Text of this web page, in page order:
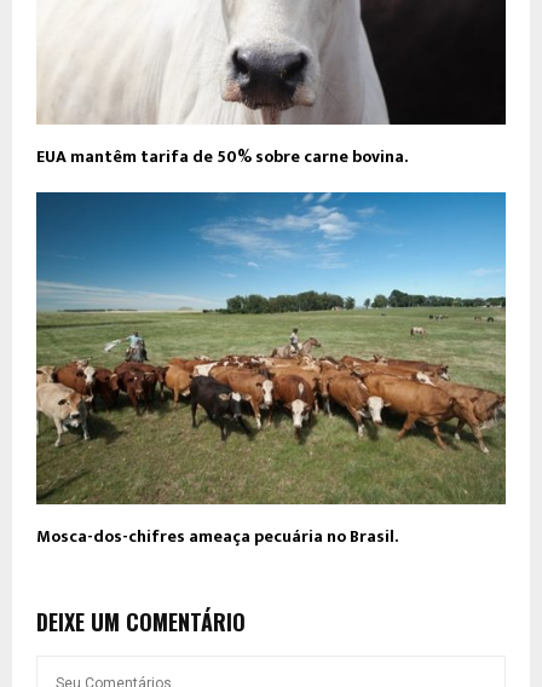
EUA mantêm tarifa de 50% sobre carne bovina.
Mosca-dos-chifres ameaça pecuária no Brasil.
DEIXE UM COMENTÁRIO